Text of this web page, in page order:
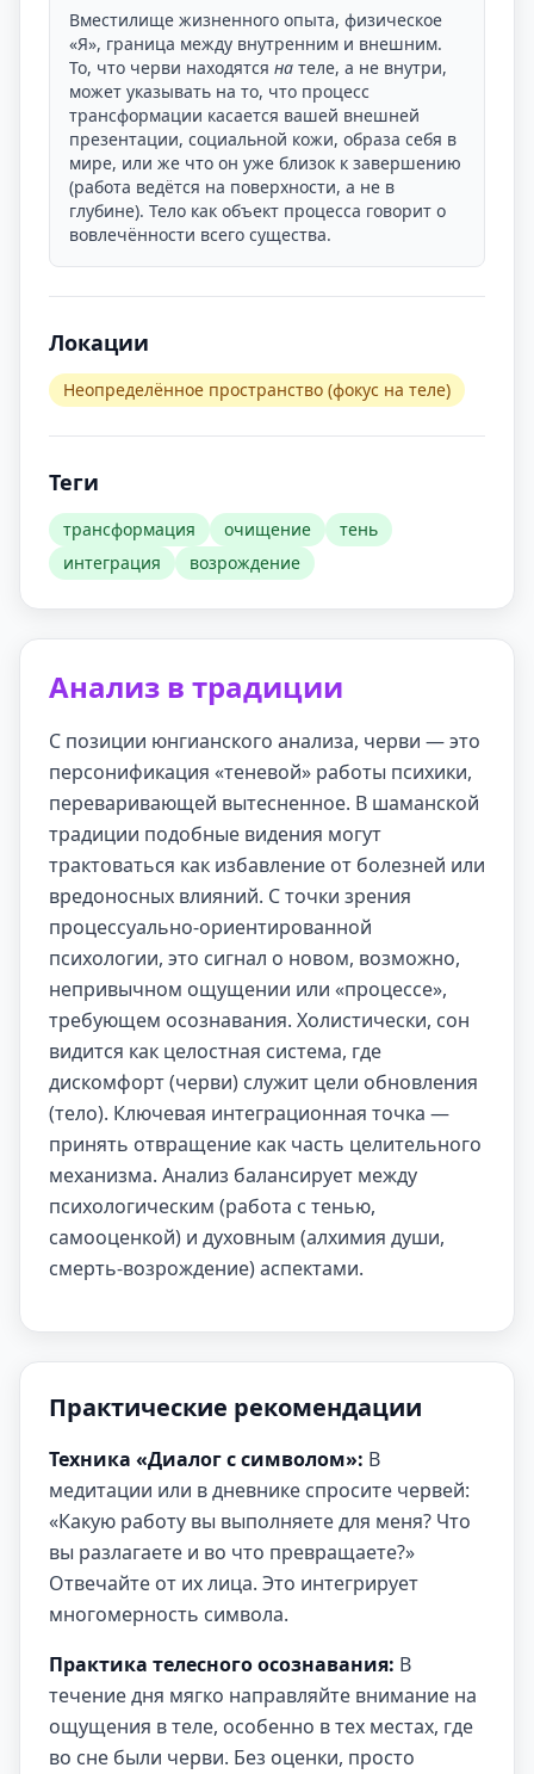
Вместилище жизненного опыта, физическое
«Я», граница между внутренним и внешним.
То, что черви находятся на теле, а не внутри,
может указывать на то, что процесс
трансформации касается вашей внешней
презентации, социальной кожи, образа себя в
мире, или же что он уже близок к завершению
(работа ведётся на поверхности, а не в
глубине). Тело как объект процесса говорит о
вовлечённости всего существа.
Локации
Неопределённое пространство (фокус на теле)
Теги
трансформация очищение
тень
интеграция
возрождение
Анализ в традиции
С позиции юнгианского анализа, черви — это
персонификация «теневой» работы психики,
переваривающей вытесненное. В шаманской
традиции подобные видения могут
трактоваться как избавление от болезней или
вредоносных влияний. С точки зрения
процессуально-ориентированной
психологии, это сигнал о новом, возможно,
непривычном ощущении или «процессе»,
требующем осознавания. Холистически, сон
видится как целостная система, где
дискомфорт (черви) служит цели обновления
(тело). Ключевая интеграционная точка —
принять отвращение как часть целительного
механизма. Анализ балансирует между
психологическим (работа с тенью,
самооценкой) и духовным (алхимия души,
смерть-возрождение) аспектами.
Практические рекомендации
Техника «Диалог с символом»: В
медитации или в дневнике спросите червей:
«Какую работу вы выполняете для меня? Что
вы разлагаете и во что превращаете?»
Отвечайте от их лица. Это интегрирует
многомерность символа.
Практика телесного осознавания: В
течение дня мягко направляйте внимание на
ощущения в теле, особенно в тех местах, где
во сне были черви. Без оценки, просто